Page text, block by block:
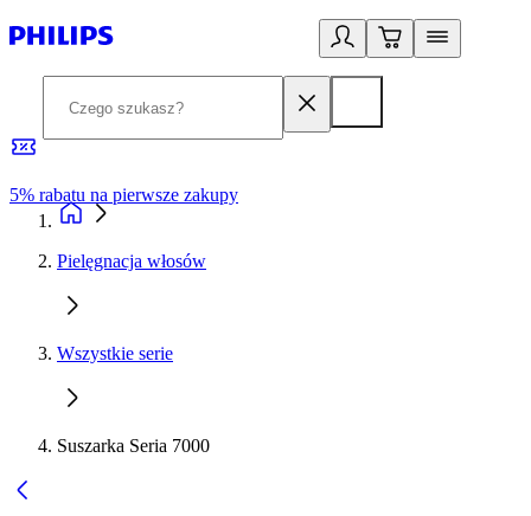
5% rabatu na pierwsze zakupy
Pielęgnacja włosów
Wszystkie serie
Suszarka Seria 7000